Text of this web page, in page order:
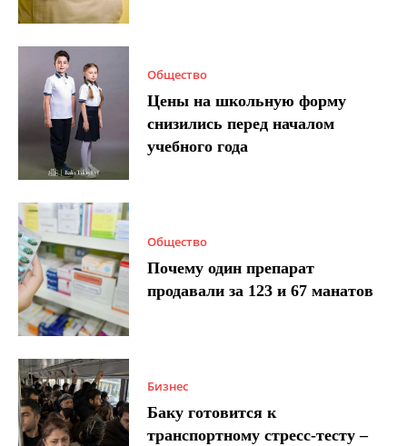
Общество
Цены на школьную форму
снизились перед началом
учебного года
Общество
Почему один препарат
продавали за 123 и 67 манатов
Бизнес
Баку готовится к
транспортному стресс-тесту –